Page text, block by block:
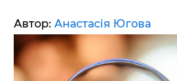
Автор: Анастасія Югова